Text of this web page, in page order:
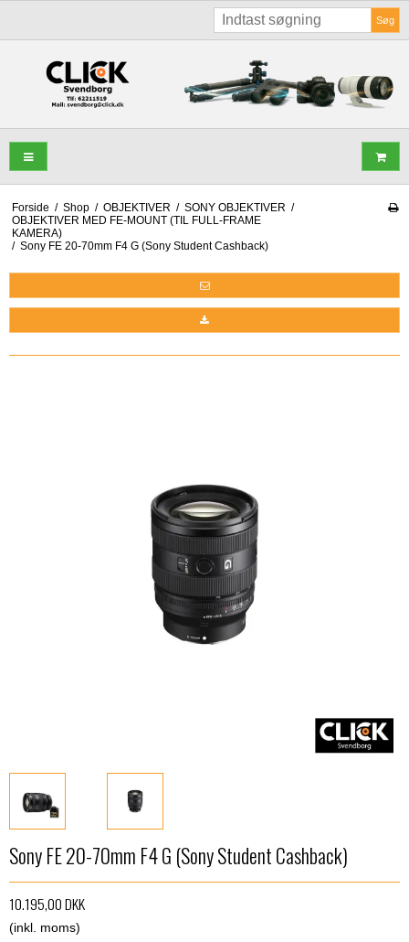
Søg
Forside / Shop / OBJEKTIVER / SONY OBJEKTIVER /
OBJEKTIVER MED FE-MOUNT (TIL FULL-FRAME
KAMERA)
/ Sony FE 20-70mm F4 G (Sony Student Cashback)
Sony FE 20-70mm F4 G (Sony Student Cashback)
10.195,00 DKK
(inkl. moms)